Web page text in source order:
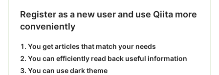
Register as a new user and use Qiita more
conveniently
You get articles that match your needs
You can efficiently read back useful information
You can use dark theme